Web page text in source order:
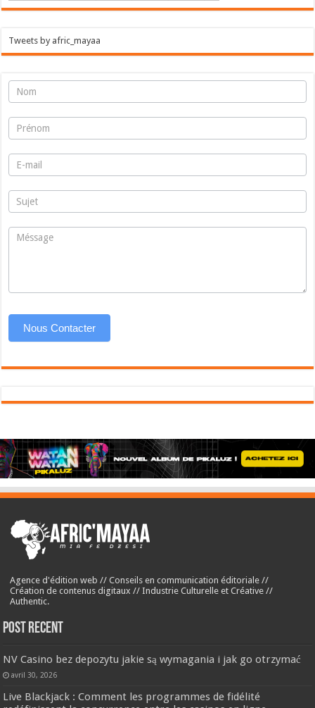
Tweets by afric_mayaa
warhyss
Nous Contacter
Agence d'édition web // Conseils en communication éditoriale //
Création de contenus digitaux // Industrie Culturelle et Créative //
Authentic.
Post Recent
NV Casino bez depozytu jakie są wymagania i jak go otrzymać
avril 30, 2026
Live Blackjack : Comment les programmes de fidélité